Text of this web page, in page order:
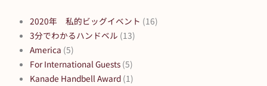
2020年 私的ビッグイベント (16)
3分でわかるハンドベル (13)
America (5)
For International Guests (5)
Kanade Handbell Award (1)